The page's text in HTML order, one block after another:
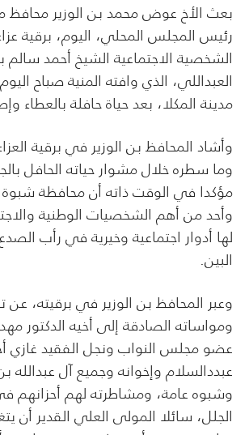
بعث الأخ عوض محمد بن الوزير محافظ
رئيس المجلس المحلي، اليوم، برقية
الشخصية الاجتماعية الشيخ أحمد سالم
العبداللي، الذي وافته المنية صباح
مدينة المكلا، بعد حياة حافلة بالعطاء
وأشاد المحافظ بن الوزير في برقية
وما سطره خلال مشوار حياته الحافل
مؤكدا في الوقت ذاته أن محافظة
وأحد من أهم الشخصيات الوطنية
لها أدوار اجتماعية وخيرية في رأب
البين.
وعبر المحافظ بن الوزير في برقيته، عن
ومواساته الصادقة إلى أخيه الدكتور
عضو مجلس النواب ونجل الفقيد غازي
عبددالسلام وإخوانه وجميع آل عبدالله
وشبوه عامة، ومشاطرته لهم أحزانهم
الجلل، سائلا المولى العلي القدير أن